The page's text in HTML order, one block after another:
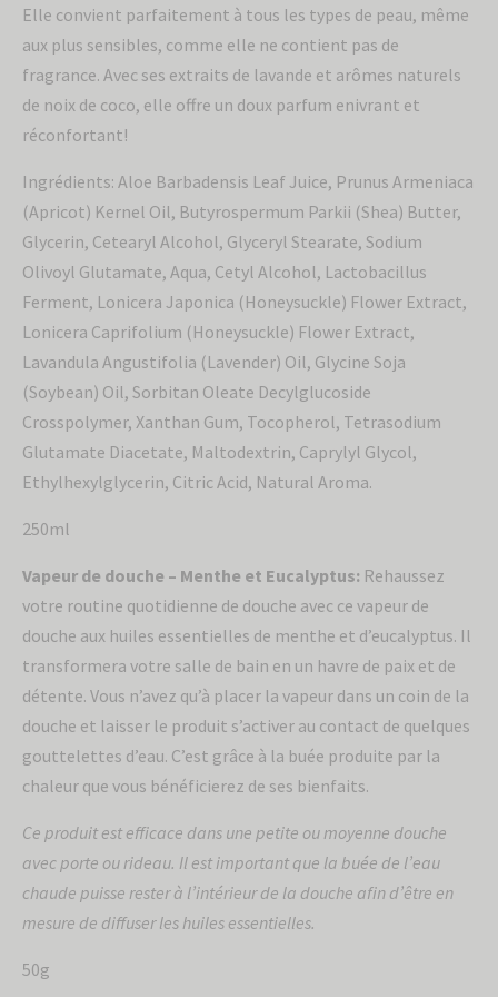
Elle convient parfaitement à tous les types de peau, même
aux plus sensibles, comme elle ne contient pas de
fragrance. Avec ses extraits de lavande et arômes naturels
de noix de coco, elle offre un doux parfum enivrant et
réconfortant!
Ingrédients: Aloe Barbadensis Leaf Juice, Prunus Armeniaca
(Apricot) Kernel Oil, Butyrospermum Parkii (Shea) Butter,
Glycerin, Cetearyl Alcohol, Glyceryl Stearate, Sodium
Olivoyl Glutamate, Aqua, Cetyl Alcohol, Lactobacillus
Ferment, Lonicera Japonica (Honeysuckle) Flower Extract,
Lonicera Caprifolium (Honeysuckle) Flower Extract,
Lavandula Angustifolia (Lavender) Oil, Glycine Soja
(Soybean) Oil, Sorbitan Oleate Decylglucoside
Crosspolymer, Xanthan Gum, Tocopherol, Tetrasodium
Glutamate Diacetate, Maltodextrin, Caprylyl Glycol,
Ethylhexylglycerin, Citric Acid, Natural Aroma.
250ml
Vapeur de douche – Menthe et Eucalyptus: Rehaussez
votre routine quotidienne de douche avec ce vapeur de
douche aux huiles essentielles de menthe et d’eucalyptus. Il
transformera votre salle de bain en un havre de paix et de
détente. Vous n’avez qu’à placer la vapeur dans un coin de la
douche et laisser le produit s’activer au contact de quelques
gouttelettes d’eau. C’est grâce à la buée produite par la
chaleur que vous bénéficierez de ses bienfaits.
Ce produit est efficace dans une petite ou moyenne douche
avec porte ou rideau. Il est important que la buée de l’eau
chaude puisse rester à l’intérieur de la douche afin d’être en
mesure de diffuser les huiles essentielles.
50g